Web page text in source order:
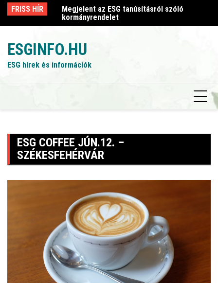
Skip
content
FRISS HÍR
szóló
Megjelent az ESG tanúsításról szóló
kormányrendelet
ESGINFO.HU
ESG hírek és információk
ESG COFFEE JÚN.12. –
SZÉKESFEHÉRVÁR